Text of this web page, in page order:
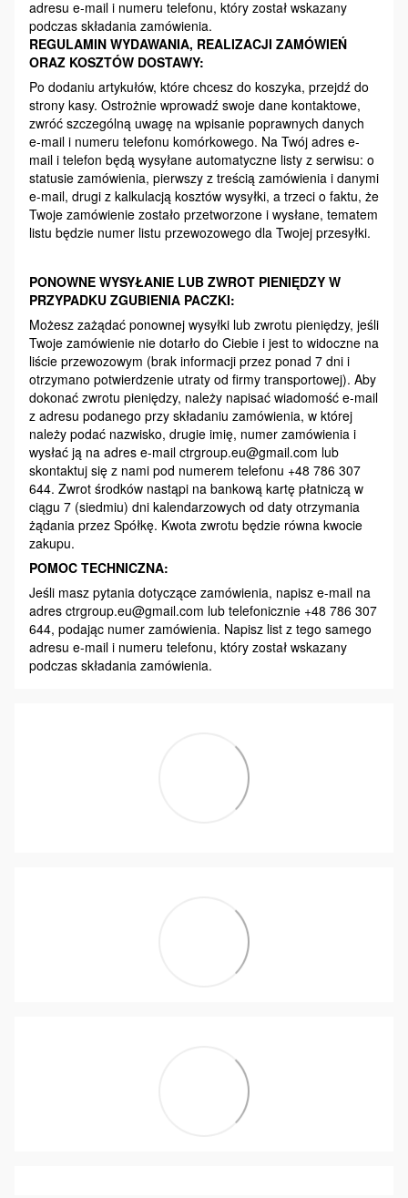
adresu e-mail i numeru telefonu, który został wskazany
podczas składania zamówienia.
REGULAMIN WYDAWANIA, REALIZACJI ZAMÓWIEŃ
ORAZ KOSZTÓW DOSTAWY:
Po dodaniu artykułów, które chcesz do koszyka, przejdź do
strony kasy. Ostrożnie wprowadź swoje dane kontaktowe,
zwróć szczególną uwagę na wpisanie poprawnych danych
e-mail i numeru telefonu komórkowego. Na Twój adres e-
mail i telefon będą wysyłane automatyczne listy z serwisu: o
statusie zamówienia, pierwszy z treścią zamówienia i danymi
e-mail, drugi z kalkulacją kosztów wysyłki, a trzeci o faktu, że
Twoje zamówienie zostało przetworzone i wysłane, tematem
listu będzie numer listu przewozowego dla Twojej przesyłki.
PONOWNE WYSYŁANIE LUB ZWROT PIENIĘDZY W
PRZYPADKU ZGUBIENIA PACZKI:
Możesz zażądać ponownej wysyłki lub zwrotu pieniędzy, jeśli
Twoje zamówienie nie dotarło do Ciebie i jest to widoczne na
liście przewozowym (brak informacji przez ponad 7 dni i
otrzymano potwierdzenie utraty od firmy transportowej). Aby
dokonać zwrotu pieniędzy, należy napisać wiadomość e-mail
z adresu podanego przy składaniu zamówienia, w której
należy podać nazwisko, drugie imię, numer zamówienia i
wysłać ją na adres e-mail ctrgroup.eu@gmail.com lub
skontaktuj się z nami pod numerem telefonu +48 786 307
644. Zwrot środków nastąpi na bankową kartę płatniczą w
ciągu 7 (siedmiu) dni kalendarzowych od daty otrzymania
żądania przez Spółkę. Kwota zwrotu będzie równa kwocie
zakupu.
POMOC TECHNICZNA:
Jeśli masz pytania dotyczące zamówienia, napisz e-mail na
adres ctrgroup.eu@gmail.com lub telefonicznie +48 786 307
644, podając numer zamówienia. Napisz list z tego samego
adresu e-mail i numeru telefonu, który został wskazany
podczas składania zamówienia.